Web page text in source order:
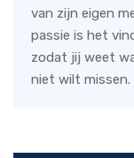
van zijn eigen
passie is het
zodat jij weet
niet wilt missen.